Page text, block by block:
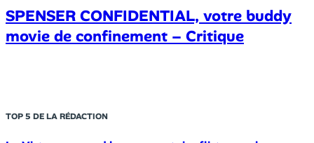
SPENSER CONFIDENTIAL, votre buddy
movie de confinement – Critique
TOP 5 DE LA RÉDACTION